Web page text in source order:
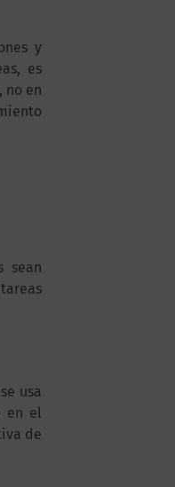
y
es
no en
sean
usa
en el
de